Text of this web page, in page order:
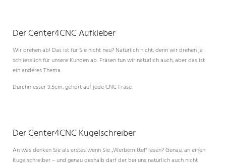
Der Center4CNC Aufkleber
Wir drehen ab! Das ist für Sie nicht neu? Natürlich nicht, denn wir drehen ja
schliesslich für unsere Kunden ab. Fräsen tun wir natürlich auch, aber das ist
ein anderes Thema.
Durchmesser 9,5cm, gehört auf jede CNC Fräse.
Der Center4CNC Kugelschreiber
An was denken Sie als erstes wenn Sie „Werbemittel“ lesen? Genau, an einen